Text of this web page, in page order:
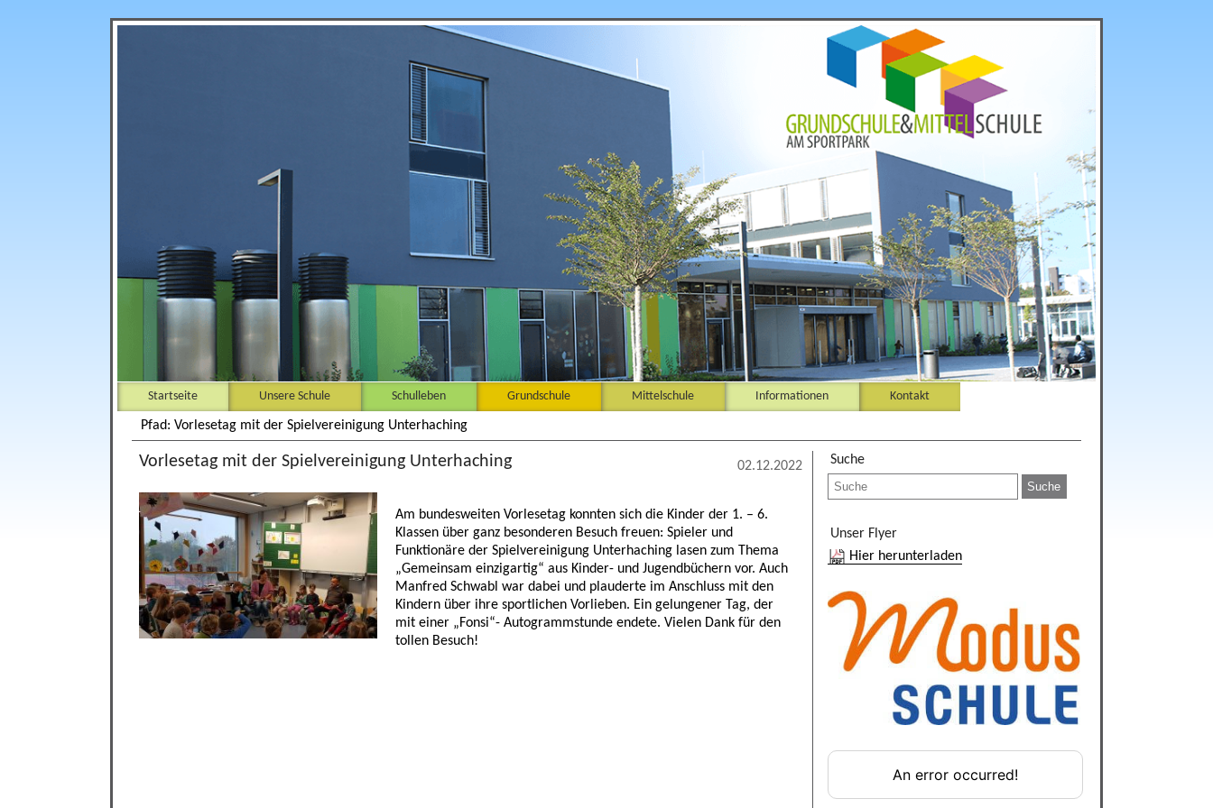
Startseite Unsere Schule Schulleben Grundschule Mittelschule Informationen Kontakt
Pfad: Vorlesetag mit der Spielvereinigung Unterhaching
Vorlesetag mit der Spielvereinigung Unterhaching 02.12.2022
Am bundesweiten Vorlesetag konnten sich die Kinder der 1. – 6.
Klassen über ganz besonderen Besuch freuen: Spieler und
Funktionäre der Spielvereinigung Unterhaching lasen zum Thema
„Gemeinsam einzigartig“ aus Kinder- und Jugendbüchern vor. Auch
Manfred Schwabl war dabei und plauderte im Anschluss mit den
Kindern über ihre sportlichen Vorlieben. Ein gelungener Tag, der
mit einer „Fonsi“- Autogrammstunde endete. Vielen Dank für den
tollen Besuch!
Suche
Unser Flyer
Hier herunterladen